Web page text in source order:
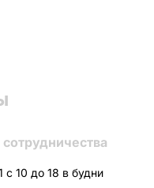
с 10 до 18 в будни